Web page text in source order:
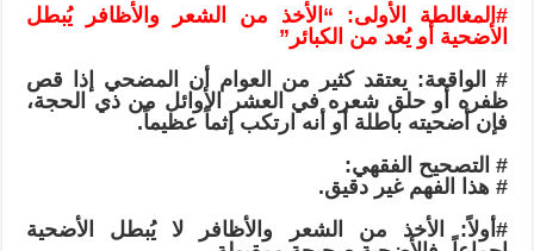
#المغالطة الأولى: “الأخذ من الشعر والأظافر يُبطل
الأضحية أو يُعد من الكبائر”
# الواقعة: يعتقد كثير من العوام أن المضحي إذا قص
ظفره أو حلق شعره في العشر الأوائل من ذي الحجة،
فإن أضحيته باطلة أو أنه ارتكب إثماً عظيماً.
# التصحيح الفقهي:
# هذا الفهم غير دقيق.
#أولاً: الأخذ من الشعر والأظافر لا يُبطل الأضحية